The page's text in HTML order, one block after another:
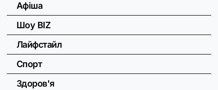
Афіша
Шоу BIZ
Лайфстайл
Спорт
Здоров'я